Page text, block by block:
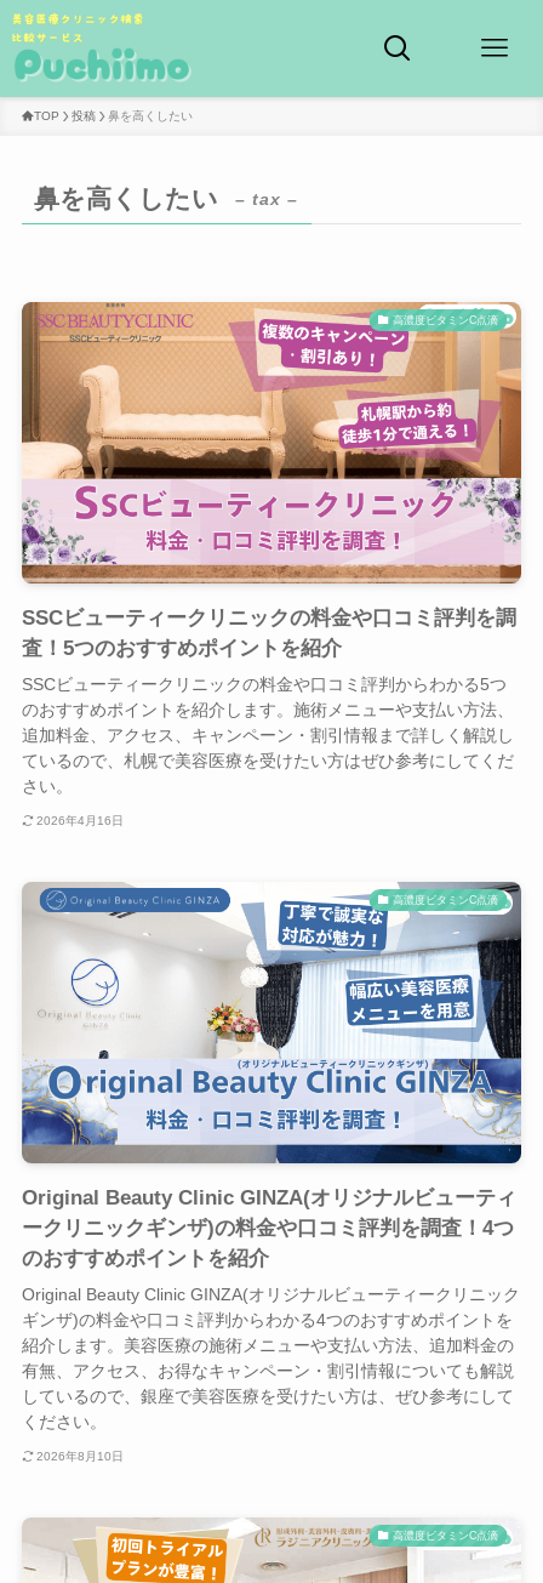
TOP 投稿 鼻を高くしたい
鼻を高くしたい – tax –
高濃度ビタミンC点滴
SSCビューティークリニックの料金や口コミ評判を調
査！5つのおすすめポイントを紹介
SSCビューティークリニックの料金や口コミ評判からわかる5つ
のおすすめポイントを紹介します。施術メニューや支払い方法、
追加料金、アクセス、キャンペーン・割引情報まで詳しく解説し
ているので、札幌で美容医療を受けたい方はぜひ参考にしてくだ
さい。
2026年4月16日
高濃度ビタミンC点滴
Original Beauty Clinic GINZA(オリジナルビューティ
ークリニックギンザ)の料金や口コミ評判を調査！4つ
のおすすめポイントを紹介
Original Beauty Clinic GINZA(オリジナルビューティークリニック
ギンザ)の料金や口コミ評判からわかる4つのおすすめポイントを
紹介します。美容医療の施術メニューや支払い方法、追加料金の
有無、アクセス、お得なキャンペーン・割引情報についても解説
しているので、銀座で美容医療を受けたい方は、ぜひ参考にして
ください。
2026年8月10日
高濃度ビタミンC点滴